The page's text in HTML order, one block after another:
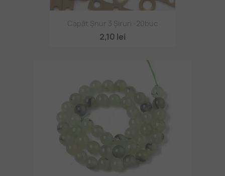
Capăt Șnur 3 Șiruri -20buc
2,10 lei